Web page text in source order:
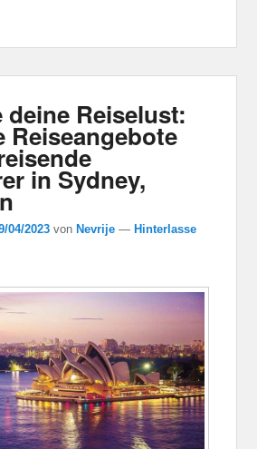
deine Reiselust:
Reiseangebote
in Sydney,
04/2023 von Nevrije — Hinterlasse